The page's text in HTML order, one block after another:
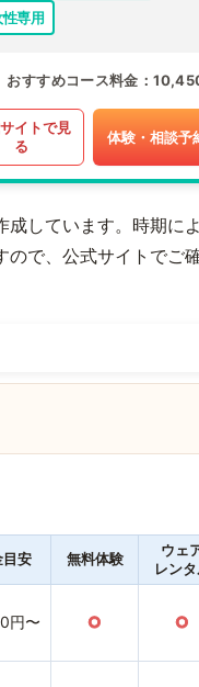
性専用
おすすめコース料金
イトで見
る
体験・相談予
しています。時期に
で、公式サイトでご
安 無料体験
ウェ
レン
円〜 ○ ○